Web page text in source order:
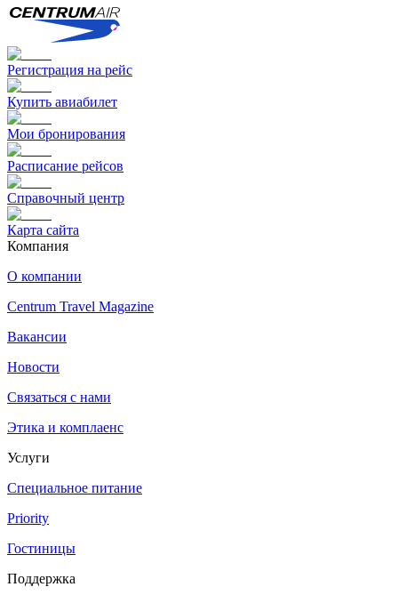
Регистрация на рейс
Купить авиабилет
Мои бронирования
Расписание рейсов
Справочный центр
Карта сайта
Компания
О компании
Centrum Travel Magazine
Вакансии
Новости
Связаться с нами
Этика и комплаенс
Услуги
Специальное питание
Priority
Гостиницы
Поддержка